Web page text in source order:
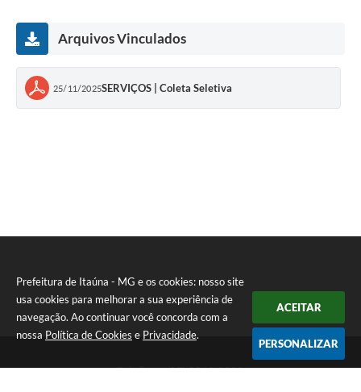
Prefeitura de Itaúna - MG e os cookies: nosso site
usa cookies para melhorar a sua experiência de
navegação. Ao continuar você concorda com a
nossa Política de Cookies e Privacidade.
ACEITAR
PERSONALIZAR
Arquivos Vinculados
25/11/2025SERVIÇOS | Coleta Seletiva
Telefone: (37) 3249-9500